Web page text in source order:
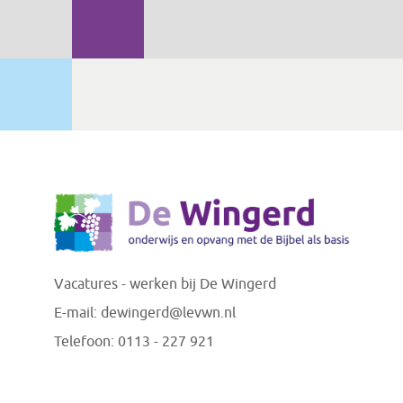
Vacatures - werken bij De Wingerd
E-mail: dewingerd@levwn.nl
Telefoon: 0113 - 227 921